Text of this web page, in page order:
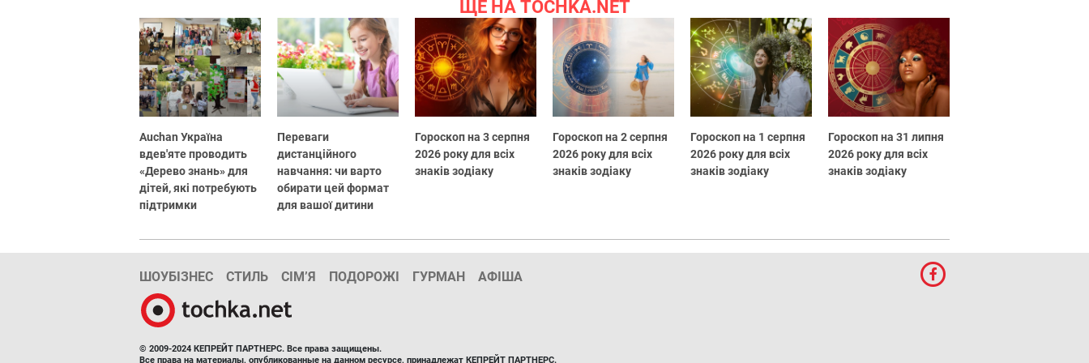
ЩЕ НА TOCHKA.NET
Auchan Україна
вдев'яте проводить
«Дерево знань» для
дітей, які потребують
підтримки
Переваги
дистанційного
навчання: чи варто
обирати цей формат
для вашої дитини
Гороскоп на 3 серпня
2026 року для всіх
знаків зодіаку
Гороскоп на 2 серпня
2026 року для всіх
знаків зодіаку
Гороскоп на 1 серпня
2026 року для всіх
знаків зодіаку
Гороскоп на 31 липня
2026 року для всіх
знаків зодіаку
ШОУБІЗНЕС СТИЛЬ СІМ’Я ПОДОРОЖІ ГУРМАН АФІША
© 2009-2024 КЕПРЕЙТ ПАРТНЕРС. Все права защищены.
Все права на материалы, опубликованные на данном ресурсе, принадлежат КЕПРЕЙТ ПАРТНЕРС.